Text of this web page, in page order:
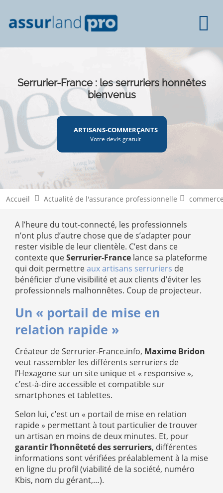
Serrurier-France : les serruriers honnêtes
bienvenus
ARTISANS-COMMERÇANTS
Votre devis gratuit
Accueil Actualité de l'assurance professionnelle
A l’heure du tout-connecté, les professionnels
n’ont plus d’autre chose que de s’adapter pour
rester visible de leur clientèle. C’est dans ce
contexte queSerrurier-France lance sa plateforme
qui doit permettreaux artisans serruriers de
bénéficier d’une visibilité et aux clients d’éviter les
professionnels malhonnêtes. Coup de projecteur.
Un « portail de mise en
relation rapide »
Créateur de Serrurier-France.info, Maxime Bridon
veut rassembler les différents serruriers de
l’Hexagone sur un site unique et « responsive »,
c’est-à-dire accessible et compatible sur
smartphones et tablettes.
Selon lui, c’est un « portail de mise en relation
rapide » permettant à tout particulier de trouver
un artisan en moins de deux minutes. Et, pour
garantir l’honnêteté des serruriers, différentes
informations sont vérifiées préalablement à la mise
en ligne du profil (viabilité de la société, numéro
Kbis, nom du gérant,…).